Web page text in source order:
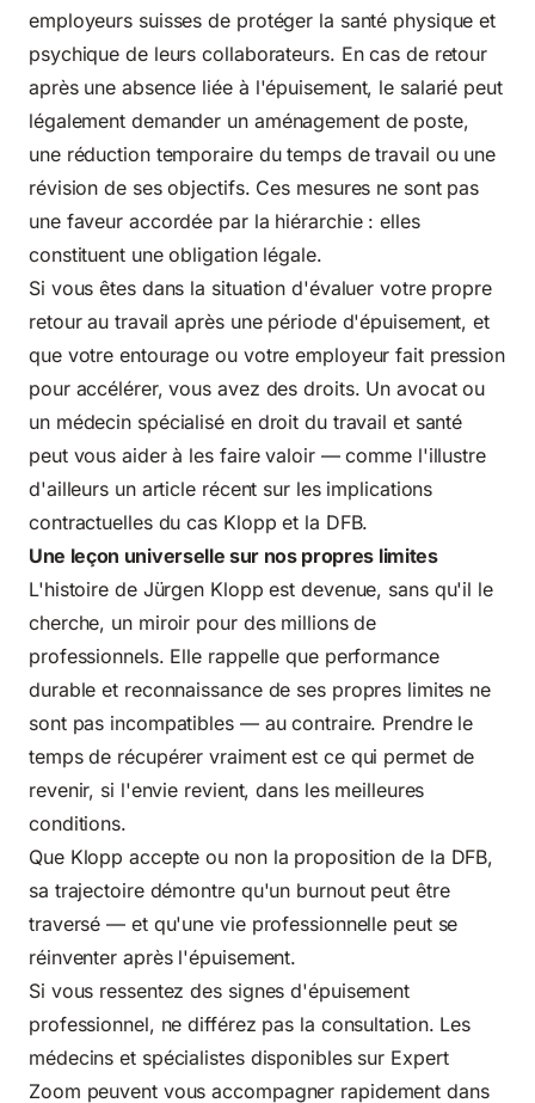
employeurs suisses de protéger la santé physique et
psychique de leurs collaborateurs. En cas de retour
après une absence liée à l'épuisement, le salarié peut
légalement demander un aménagement de poste,
une réduction temporaire du temps de travail ou une
révision de ses objectifs. Ces mesures ne sont pas
une faveur accordée par la hiérarchie : elles
constituent une obligation légale.
Si vous êtes dans la situation d'évaluer votre propre
retour au travail après une période d'épuisement, et
que votre entourage ou votre employeur fait pression
pour accélérer, vous avez des droits. Un avocat ou
un médecin spécialisé en droit du travail et santé
peut vous aider à les faire valoir — comme l'illustre
d'ailleurs un article récent sur les implications
contractuelles du cas Klopp et la DFB.
Une leçon universelle sur nos propres limites
L'histoire de Jürgen Klopp est devenue, sans qu'il le
cherche, un miroir pour des millions de
professionnels. Elle rappelle que performance
durable et reconnaissance de ses propres limites ne
sont pas incompatibles — au contraire. Prendre le
temps de récupérer vraiment est ce qui permet de
revenir, si l'envie revient, dans les meilleures
conditions.
Que Klopp accepte ou non la proposition de la DFB,
sa trajectoire démontre qu'un burnout peut être
traversé — et qu'une vie professionnelle peut se
réinventer après l'épuisement.
Si vous ressentez des signes d'épuisement
professionnel, ne différez pas la consultation. Les
médecins et spécialistes disponibles sur Expert
Zoom peuvent vous accompagner rapidement dans